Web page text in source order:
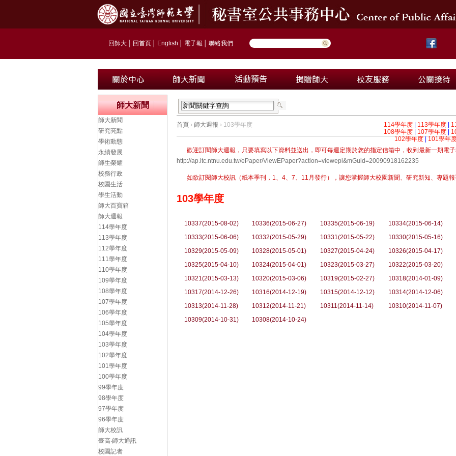
回師大 回首頁 English 電子報 聯絡我們
首頁 › 師大週報 › 103學年度 114學年度 113學年度
108學年度
107學年度
102學年度|101學年
歡迎訂閱師大週報，只要填寫以下資料並送出，即可每週定期於您的指定信箱中，收到最新一期電子
http://ap.itc.ntnu.edu.tw/ePaper/ViewEPaper?action=viewepi&mGuid=20090918162235
如欲訂閱師大校訊（紙本季刊，1、4、7、11月發行），讓您掌握師大校園新聞、研究新知、專題
103學年度
10337(2015-08-02) 10336(2015-06-27) 10335(2015-06-19)
10334(2015-06-14)
10333(2015-06-06)
10332(2015-05-29) 10331(2015-05-22)
10330(2015-05-16)
10329(2015-05-09)
10328(2015-05-01) 10327(2015-04-24)
10326(2015-04-17)
10325(2015-04-10)
10324(2015-04-01) 10323(2015-03-27)
10322(2015-03-20)
10321(2015-03-13)
10320(2015-03-06) 10319(2015-02-27)
10318(2014-01-09)
10317(2014-12-26)
10316(2014-12-19) 10315(2014-12-12)
10314(2014-12-06)
10313(2014-11-28)
10312(2014-11-21) 10311(2014-11-14)
10310(2014-11-07)
10309(2014-10-31)
10308(2014-10-24)
師大新聞
師大新聞
研究亮點
學術動態
永續發展
師生榮耀
校務行政
校園生活
學生活動
師大百寶箱
師大週報
114學年度
113學年度
112學年度
111學年度
110學年度
109學年度
108學年度
107學年度
106學年度
105學年度
104學年度
103學年度
102學年度
101學年度
100學年度
99學年度
98學年度
97學年度
96學年度
師大校訊
臺高‧師大通訊
校園記者